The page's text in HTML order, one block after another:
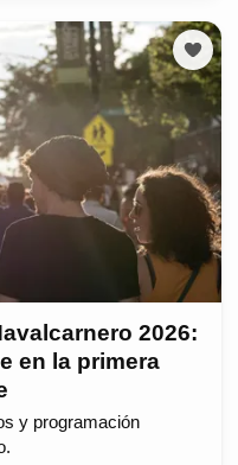
2026:
en la primera
y programación